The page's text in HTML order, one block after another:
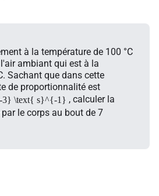
à la température de 100 °C
ambiant qui est à la
Sachant que dans cette
de proportionnalité est
3} \text{ s}^{-1} , calculer la
le corps au bout de 7